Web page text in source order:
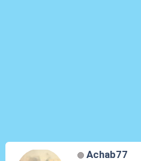
Achab77